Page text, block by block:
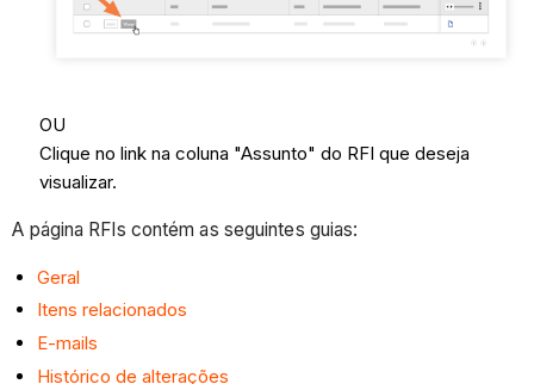
OU
Clique no link na coluna "Assunto" do RFI que deseja
visualizar.
A página RFIs contém as seguintes guias:
Geral
Itens relacionados
E-mails
Histórico de alterações